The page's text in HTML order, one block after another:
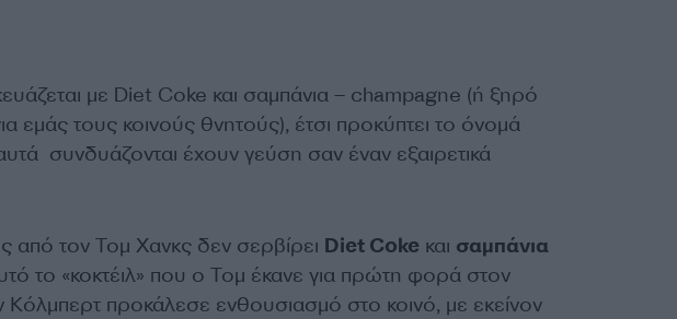
με Diet Coke και σαμπάνια – champagne (ή ξηρό
εμάς τους κοινούς θνητούς), έτσι προκύπτει το όνομά
συνδυάζονται έχουν γεύση σαν έναν εξαιρετικά
από τον Τομ Χανκς δεν σερβίρει Diet Coke και σαμπάνια
το «κοκτέιλ» που ο Τομ έκανε για πρώτη φορά στον
Κόλμπερτ προκάλεσε ενθουσιασμό στο κοινό, με εκείνον